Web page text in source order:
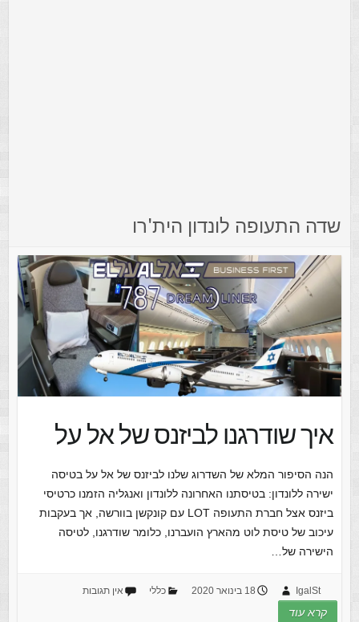
שדה התעופה לונדון הית'רו
איך שודרגנו לביזנס של אל על
הנה הסיפור המלא של השדרוג שלנו לביזנס של אל על בטיסה
ישירה ללונדון: בטיסתנו האחרונה ללונדון ואנגליה הזמנו כרטיסי
ביזנס אצל חברת התעופה LOT עם קונקשן בוורשה, אך בעקבות
עיכוב של טיסת לוט מהארץ הועברנו, כלומר שודרגנו, לטיסה
הישירה של…
IgalSt 18 בינואר 2020 כללי אין תגובות
קרא עוד